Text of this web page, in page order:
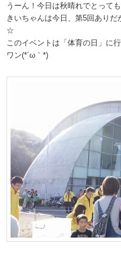
うーん！今日は秋晴れでとって
きいちゃんは今日、第5回あり
☆
このイベントは「体育の日」に
ワン(*´ω｀*)